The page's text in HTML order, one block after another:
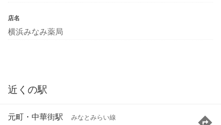
店名
横浜みなみ薬局
近くの駅
元町・中華街駅 みなとみらい線